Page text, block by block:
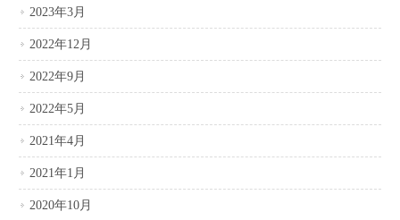
2023年3月
2022年12月
2022年9月
2022年5月
2021年4月
2021年1月
2020年10月